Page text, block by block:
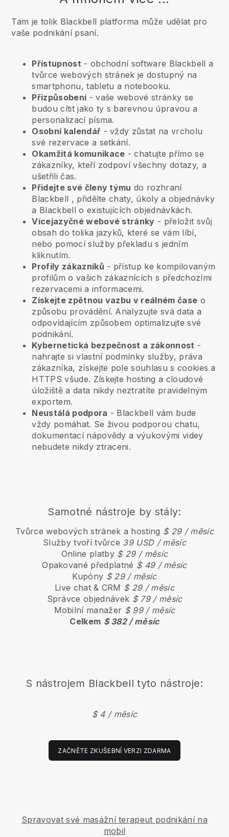
Tam je tolik Blackbell platforma může udělat pro
vaše podnikání psaní.
Přístupnost - obchodní software Blackbell a
tvůrce webových stránek je dostupný na
smartphonu, tabletu a notebooku.
Přizpůsobení- vaše webové stránky se
budou cítit jako ty s barevnou úpravou a
personalizací písma.
Osobní kalendář - vždy zůstat na vrcholu
své rezervace a setkání.
Okamžitá komunikace - chatujte přímo se
zákazníky, kteří zodpoví všechny dotazy, a
ušetřili čas.
Přidejte své členy týmu do rozhraní
Blackbell , přidělte chaty, úkoly a objednávky
a Blackbell o existujících objednávkách.
Vícejazyčné webové stránky - přeložit svůj
obsah do tolika jazyků, které se vám líbí,
nebo pomocí služby překladu s jedním
kliknutím.
Profily zákazníků - přístup ke kompilovaným
profilům o vašich zákaznících s předchozími
rezervacemi a informacemi.
Získejte zpětnou vazbu v reálném čase o
způsobu provádění. Analyzujte svá data a
odpovídajícím způsobem optimalizujte své
podnikání.
Kybernetická bezpečnost a zákonnost -
nahrajte si vlastní podmínky služby, práva
zákazníka, získejte pole souhlasu s cookies a
HTTPS všude. Získejte hosting a cloudové
úložiště a data nikdy neztratíte pravidelným
exportem.
Neustálá podpora - Blackbell vám bude
vždy pomáhat. Se živou podporou chatu,
dokumentací nápovědy a výukovými videy
nebudete nikdy ztraceni.
Samotné nástroje by stály:
Tvůrce webových stránek a hosting $ 29 / měsíc
Služby tvoří tvůrce 39 USD / měsíc
Online platby $ 29 / měsíc
Opakované předplatné $ 49 / měsíc
Kupóny $ 29 / měsíc
Live chat & CRM $ 29 / měsíc
Správce objednávek $ 79 / měsíc
Mobilní manažer $ 99 / měsíc
Celkem $ 382 / měsíc
S nástrojem Blackbell tyto nástroje:
$ 4 / měsíc
ZAČNĚTE ZKUŠEBNÍ VERZI ZDARMA
Spravovat své masážní terapeut podnikání na
mobil